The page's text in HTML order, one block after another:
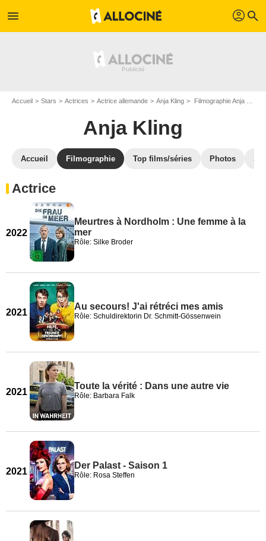
menu profil search
Accueil Stars Actrices Actrice allemande Anja Kling Filmographie Anja Kling
Anja Kling
Accueil Filmographie Top films/séries Photos
Actrice
2022
Meurtres à Nordholm : Une femme à la
mer
Rôle: Silke Broder
2021
Au secours! J'ai rétréci mes amis
Rôle: Schuldirektorin Dr. Schmitt-Gössenwein
2021
Toute la vérité : Dans une autre vie
Rôle: Barbara Falk
2021
Der Palast - Saison 1
Rôle: Rosa Steffen